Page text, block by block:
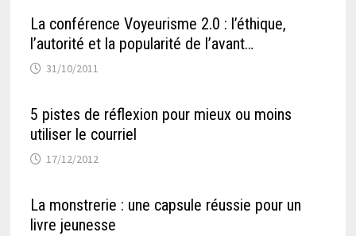
La conférence Voyeurisme 2.0 : l’éthique,
l’autorité et la popularité de l’avant…
31/10/2011
5 pistes de réflexion pour mieux ou moins
utiliser le courriel
17/12/2012
La monstrerie : une capsule réussie pour un
livre jeunesse